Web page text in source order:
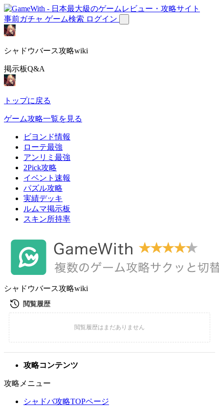
事前ガチャ ゲーム検索 ログイン
シャドウバース攻略wiki
掲示板Q&A
トップに戻る
ゲーム攻略一覧を見る
ビヨンド情報
ローテ最強
アンリミ最強
2Pick攻略
イベント速報
パズル攻略
実績デッキ
ルムマ掲示板
スキン所持率
シャドウバース攻略wiki
攻略コンテンツ
攻略メニュー
シャドバ攻略TOPページ